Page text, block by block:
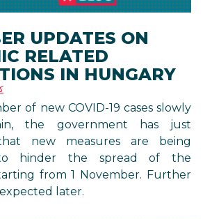
UPDATES ON
RELATED
IN HUNGARY
of new COVID-19 cases slowly
the government has just
new measures are being
hinder the spread of the
from 1 November. Further
later.